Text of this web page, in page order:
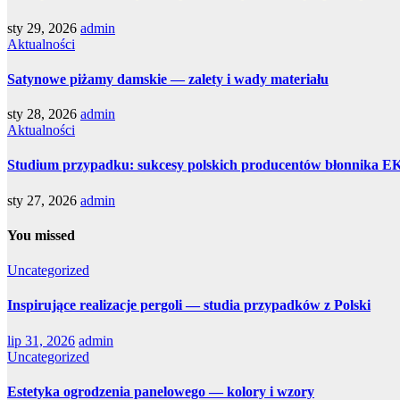
sty 29, 2026 admin
Aktualności
Satynowe piżamy damskie — zalety i wady materiału
sty 28, 2026 admin
Aktualności
Studium przypadku: sukcesy polskich producentów błonnika
sty 27, 2026 admin
You missed
Uncategorized
Inspirujące realizacje pergoli — studia przypadków z Polski
lip 31, 2026 admin
Uncategorized
Estetyka ogrodzenia panelowego — kolory i wzory